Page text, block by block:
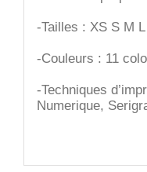
-Tailles : XS S M
-Couleurs : 11
-Techniques
Numerique,